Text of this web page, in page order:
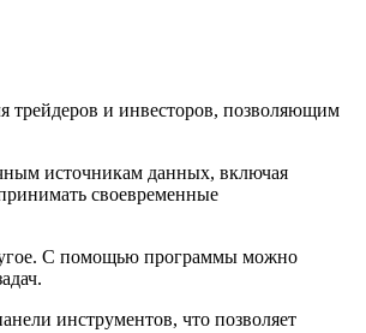
трейдеров и инвесторов, позволяющим
источникам данных, включая
своевременные
С помощью программы можно
инструментов, что позволяет